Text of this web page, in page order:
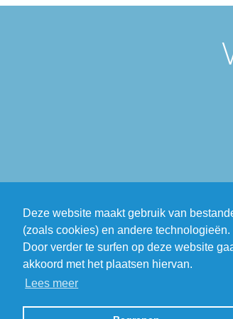
Deze website maakt gebruik van
(zoals cookies) en andere technologieën.
Door verder te surfen op deze website
akkoord met het plaatsen hiervan.
Lees meer